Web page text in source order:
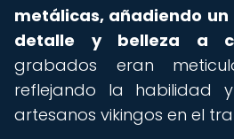
metálicas, añadiendo
detalle y belleza a
grabados eran
reflejando la habilidad
artesanos vikingos en el